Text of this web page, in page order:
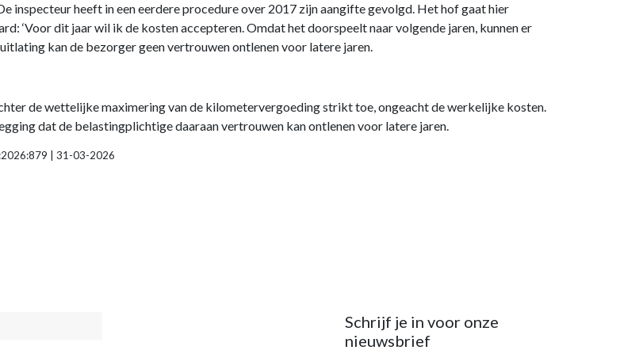
inspecteur heeft in een eerdere procedure over 2017 zijn aangifte gevolgd. Het hof gaat hier
‘Voor dit jaar wil ik de kosten accepteren. Omdat het doorspeelt naar volgende jaren, kunnen er
kan de bezorger geen vertrouwen ontlenen voor latere jaren.
de wettelijke maximering van de kilometervergoeding strikt toe, ongeacht de werkelijke kosten.
dat de belastingplichtige daaraan vertrouwen kan ontlenen voor latere jaren.
| 31-03-2026
Schrijf je in voor onze
nieuwsbrief